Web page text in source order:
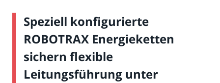
Speziell konfigurierte
ROBOTRAX Energieketten
sichern flexible
Leitungsführung unter